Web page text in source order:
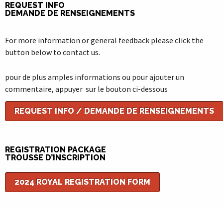
REQUEST INFO
DEMANDE DE RENSEIGNEMENTS
For more information or general feedback please click the
button below to contact us.
pour de plus amples informations ou pour ajouter un
commentaire, appuyer sur le bouton ci-dessous
REQUEST INFO / DEMANDE DE RENSEIGNEMENTS
REGISTRATION PACKAGE
TROUSSE D’INSCRIPTION
2024 ROYAL REGISTRATION FORM